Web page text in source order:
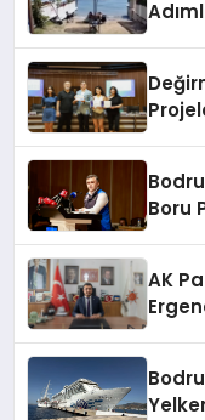
Boru
AK